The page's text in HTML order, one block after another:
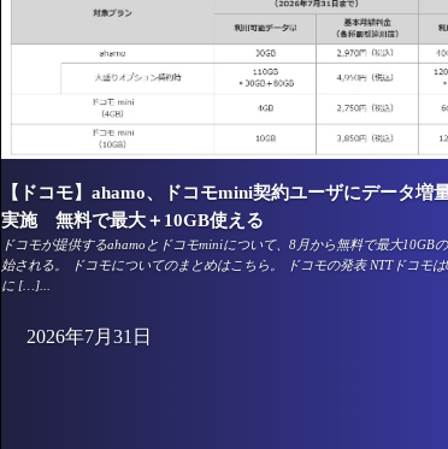
【ドコモ】ahamo、ドコモmini契約ユーザにデータ増
実施 無料で最大＋10GB使える
ドコモが提供するahamoとドコモminiについて、8月から無料で最大10GB
始される。 ドコモについてのまとめはこちら。 ドコモの発表 NTTドコモ
に […]...
2026年7月31日